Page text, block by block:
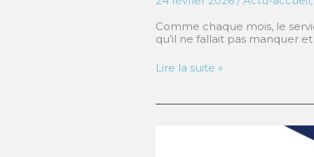
Comme chaque mois, le
qu’il ne fallait pas manquer
Les
juridique
Lire la suite »